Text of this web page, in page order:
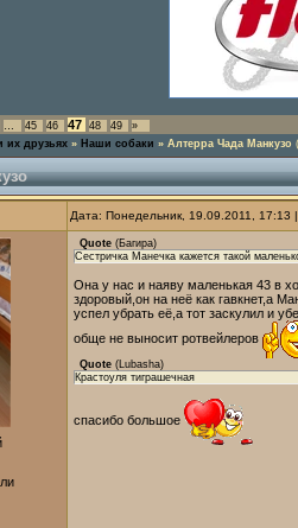
… 45 46 47 48 49
»
друзьях » Наши собаки » Алтерра Чада Манкузо
Дата: Понедельник, 19.09.2011,
Quote (Багира)
Сестричка Манечка кажется такой
Она у нас и наяву маленькая 43 в
здоровый,он на неё как гавкнет,а
успел убрать её,а тот заскулил и
обще не выносит ротвейлеров
Quote (Lubasha)
Крастоуля тиграшечная
спасибо большое